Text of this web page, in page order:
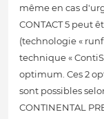
même en cas
CONTACT 5 peut
(technologie «
technique «
optimum. Ces 2
sont possibles
CONTINENTAL